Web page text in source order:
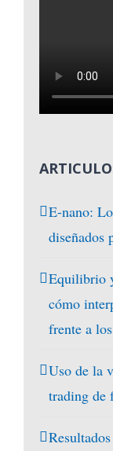
E-nano:
diseñados
Equilibrio
cómo
frente a
Uso de la
trading de